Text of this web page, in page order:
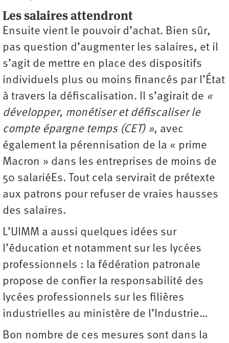
Les salaires attendront
Ensuite vient le pouvoir d’achat. Bien sûr,
pas question d’augmenter les salaires, et il
s’agit de mettre en place des dispositifs
individuels plus ou moins financés par l’État
à travers la défiscalisation. Il s’agirait de «
développer, monétiser et défiscaliser le
compte épargne temps (CET) », avec
également la pérennisation de la « prime
Macron » dans les entreprises de moins de
50 salariéEs. Tout cela servirait de prétexte
aux patrons pour refuser de vraies hausses
des salaires.
L’UIMM a aussi quelques idées sur
l’éducation et notamment sur les lycées
professionnels : la fédération patronale
propose de confier la responsabilité des
lycées professionnels sur les filières
industrielles au ministère de l’Industrie…
Bon nombre de ces mesures sont dans la